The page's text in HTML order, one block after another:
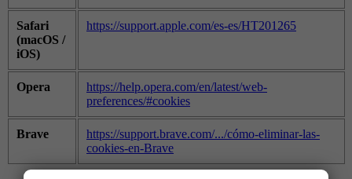
Safari
(macOS /
iOS)
https://support.apple.com/es-es/HT201265
Opera
https://help.opera.com/en/latest/web-
preferences/#cookies
Brave
https://support.brave.com/.../cómo-eliminar-las-
cookies-en-Brave